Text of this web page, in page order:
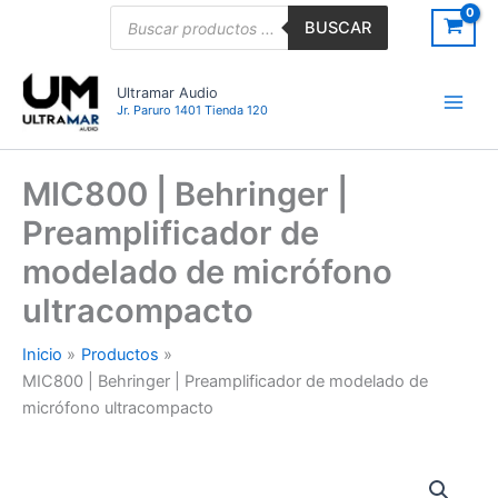
BUSCAR
Ultramar Audio
Jr. Paruro 1401 Tienda 120
MIC800 | Behringer |
Preamplificador de
modelado de micrófono
ultracompacto
Inicio
Productos
MIC800 | Behringer | Preamplificador de modelado de
micrófono ultracompacto